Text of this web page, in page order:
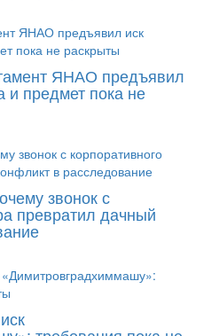
ЯНАО предъявил
и предмет пока не
звонок с
превратил дачный